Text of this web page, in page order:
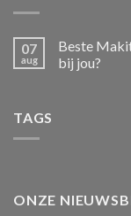
07
aug
Beste
bij jou?
TAGS
ONZE